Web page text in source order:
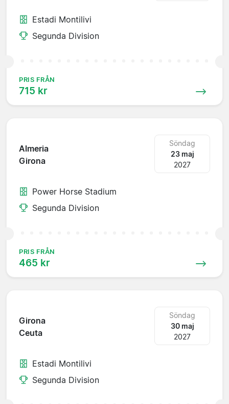
Estadi Montilivi
Segunda Division
PRIS FRÅN
715 kr
Almeria
Girona
Söndag
23 maj
2027
Power Horse Stadium
Segunda Division
PRIS FRÅN
465 kr
Girona
Ceuta
Söndag
30 maj
2027
Estadi Montilivi
Segunda Division